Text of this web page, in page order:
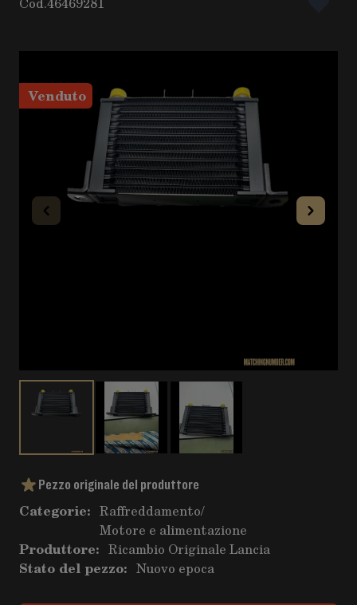
Venduto
Pezzo originale del produttore
Categorie: Raffreddamento/
Motore e alimentazione
Produttore: Ricambio Originale Lancia
Stato del pezzo: Nuovo epoca